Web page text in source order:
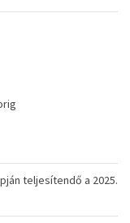
teljesítendő a 2025.